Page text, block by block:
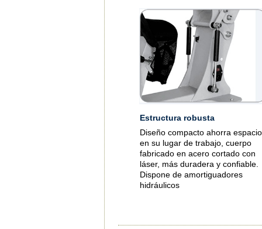
Estructura robusta
Diseño compacto ahorra espacio
en su lugar de trabajo, cuerpo
fabricado en acero cortado con
láser, más duradera y confiable.
Dispone de amortiguadores
hidráulicos